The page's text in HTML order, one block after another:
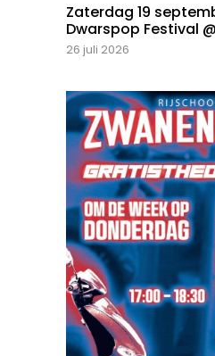
Zaterdag 19
Dwarspop Festival
26 juli 2026